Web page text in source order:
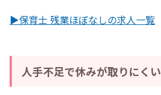
▶保育士 残業ほぼなしの求人一覧
人手不足で休みが取りにくい